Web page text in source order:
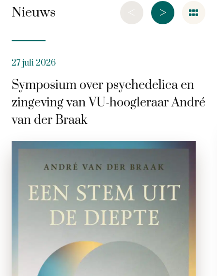
Nieuws >
<
27 juli 2026
Symposium over psychedelica en
zingeving van VU-hoogleraar André
van der Braak